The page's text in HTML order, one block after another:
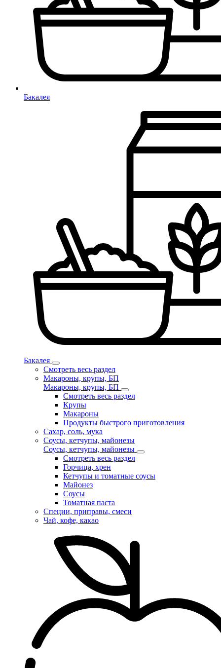
Бакалея
Бакалея
Смотреть весь раздел
Макароны, крупы, БП
Макароны, крупы, БП
Смотреть весь раздел
Крупы
Макароны
Продукты быстрого приготовления
Сахар, соль, мука
Соусы, кетчупы, майонезы
Соусы, кетчупы, майонезы
Смотреть весь раздел
Горчица, хрен
Кетчупы и томатные соусы
Майонез
Соусы
Томатная паста
Специи, приправы, смеси
Чай, кофе, какао